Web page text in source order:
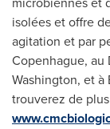
isolées et offre
agitation et par
Copenhague, au
Washington, et à
trouverez de